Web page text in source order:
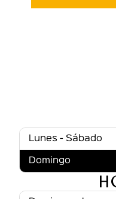
Lunes - Sábado
Domingo